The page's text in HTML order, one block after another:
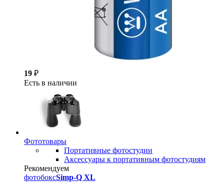
19 ₽
Есть в наличии
Фототовары
Портативные фотостудии
Аксессуары к портативным фотостудиям
Рекомендуем
фотобоксSimp-Q XL